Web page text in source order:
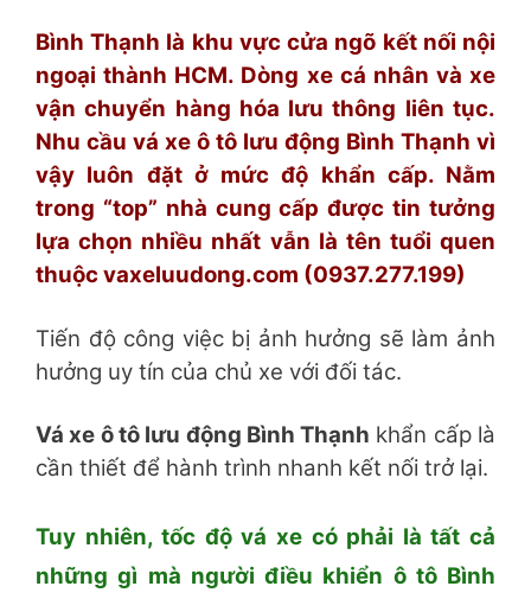
Bình Thạnh là khu vực cửa ngõ kết nối nội
ngoại thành HCM. Dòng xe cá nhân và xe
vận chuyển hàng hóa lưu thông liên tục.
Nhu cầu vá xe ô tô lưu động Bình Thạnh vì
vậy luôn đặt ở mức độ khẩn cấp. Nằm
trong “top” nhà cung cấp được tin tưởng
lựa chọn nhiều nhất vẫn là tên tuổi quen
thuộc vaxeluudong.com (0937.277.199)
Tiến độ công việc bị ảnh hưởng sẽ làm ảnh
hưởng uy tín của chủ xe với đối tác.
Vá xe ô tô lưu động Bình Thạnh khẩn cấp là
cần thiết để hành trình nhanh kết nối trở lại.
Tuy nhiên, tốc độ vá xe có phải là tất cả
những gì mà người điều khiển ô tô Bình